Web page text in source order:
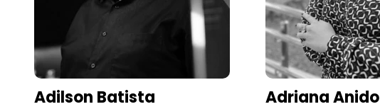
Adilson Batista Adriana Anido